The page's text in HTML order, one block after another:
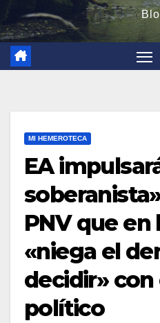
MI HEMEROTECA
EA
PNV que en
«niega el
decidir»
polí­tico